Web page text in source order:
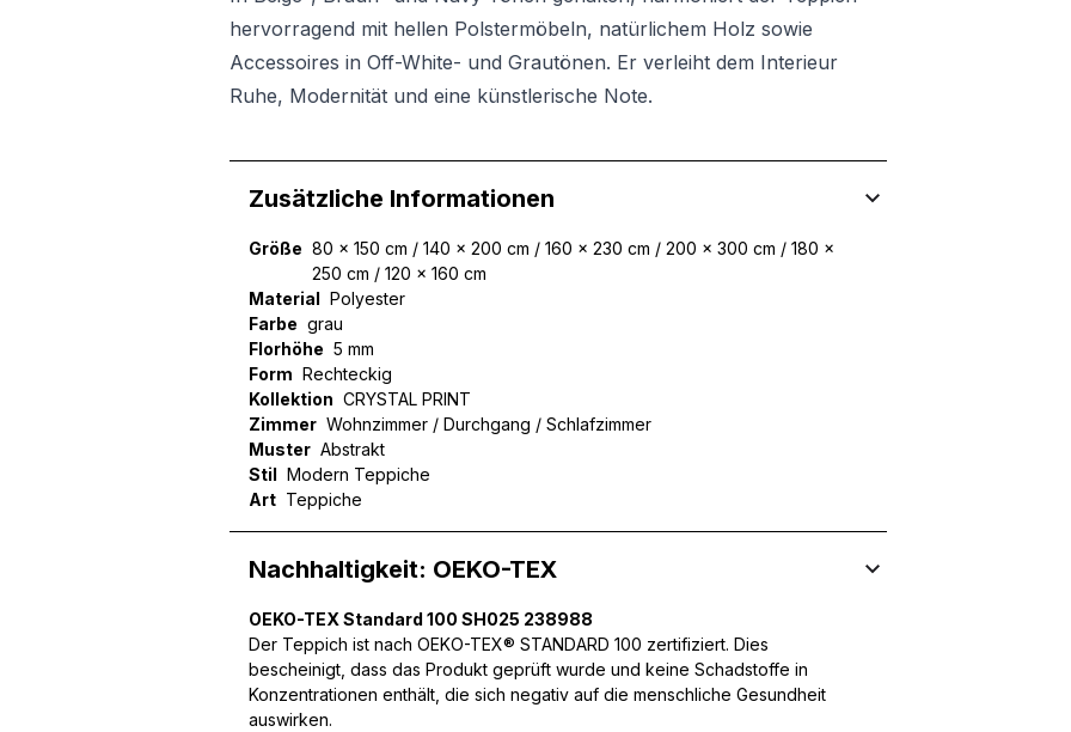
hervorragend mit hellen Polstermöbeln, natürlichem Holz sowie
Accessoires in Off-White- und Grautönen. Er verleiht dem Interieur
Ruhe, Modernität und eine künstlerische Note.
Zusätzliche Informationen
Größe 80 x 150 cm / 140 x 200 cm / 160 x 230 cm / 200 x 300 cm / 180 x
250 cm / 120 x 160 cm
Material
Polyester
Farbe grau
Florhöhe 5 mm
Form
Rechteckig
Kollektion CRYSTAL PRINT
Zimmer Wohnzimmer / Durchgang / Schlafzimmer
Muster Abstrakt
Stil
Modern Teppiche
Art Teppiche
Nachhaltigkeit: OEKO-TEX
OEKO-TEX Standard 100 SH025 238988
Der Teppich ist nach OEKO-TEX® STANDARD 100 zertifiziert. Dies
bescheinigt, dass das Produkt geprüft wurde und keine Schadstoffe in
Konzentrationen enthält, die sich negativ auf die menschliche Gesundheit
auswirken.
Wir verwenden Cookies, um Inhalte und Anzeigen zu personalisieren, um Funktionen für
können und um unseren Traffic zu analysieren. Außerdem geben wir Informationen über Ihre
mit weiteren Daten zusammenführen, die Sie ihnen bereitgestellt haben oder die sie im
Dienste gesammelt haben.